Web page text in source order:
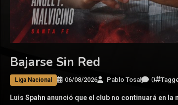
Bajarse Sin Red
Liga Nacional 06/08/2026 Pablo Tosal 0
Luis Spahn anunció que el club no continuará en